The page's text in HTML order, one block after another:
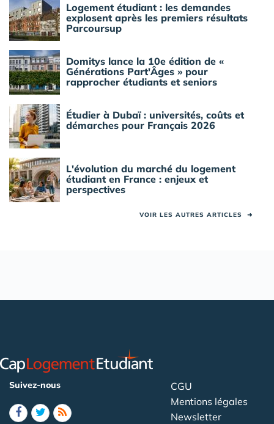
Logement étudiant : les demandes
explosent après les premiers résultats
Parcoursup
Domitys lance la 10e édition de «
Générations Part'Âges » pour
rapprocher étudiants et seniors
Étudier à Dubaï : universités, coûts et
démarches pour Français 2026
L'évolution du marché du logement
étudiant en France : enjeux et
perspectives
VOIR LES AUTRES ARTICLES ➜
Suivez-nous
CGU
Mentions légales
Newsletter